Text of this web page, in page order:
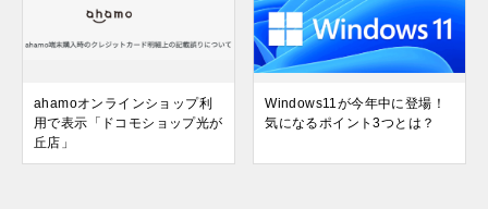
ahamoオンラインショップ利
用で表示「ドコモショップ光が
丘店」
Windows11が今年中に登場！
気になるポイント3つとは？